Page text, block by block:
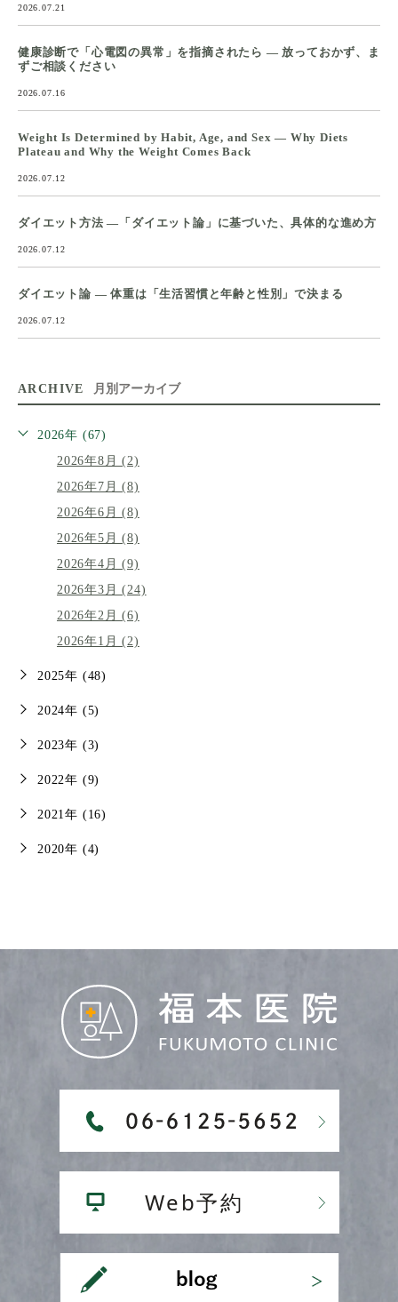
2026.07.21
健康診断で「心電図の異常」を指摘されたら ― 放っておかず、ま
ずご相談ください
2026.07.16
Weight Is Determined by Habit, Age, and Sex — Why Diets
Plateau and Why the Weight Comes Back
2026.07.12
ダイエット方法 ―「ダイエット論」に基づいた、具体的な進め方
2026.07.12
ダイエット論 ― 体重は「生活習慣と年齢と性別」で決まる
2026.07.12
ARCHIVE 月別アーカイブ
2026年 (67)
2026年8月 (2)
2026年7月 (8)
2026年6月 (8)
2026年5月 (8)
2026年4月 (9)
2026年3月 (24)
2026年2月 (6)
2026年1月 (2)
2025年 (48)
2024年 (5)
2023年 (3)
2022年 (9)
2021年 (16)
2020年 (4)